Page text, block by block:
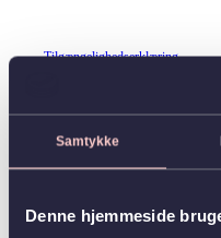
Samtykke
Denne hjemmeside
Tilgængelighedserklæring